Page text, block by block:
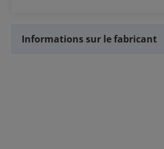
Informations sur le fabricant